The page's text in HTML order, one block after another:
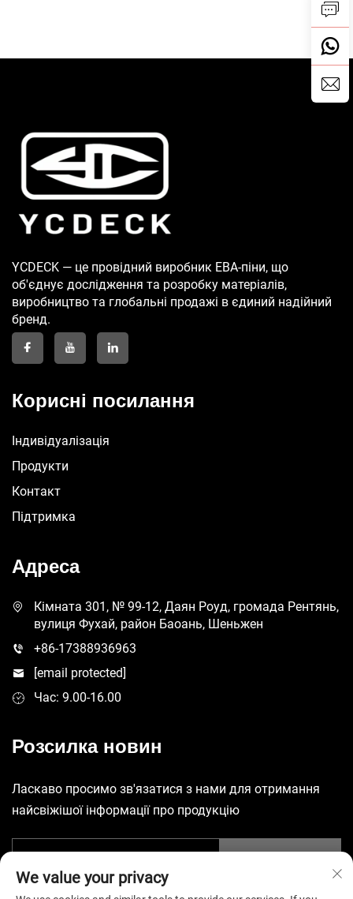
човна, автодому, яхти,
YCDECK — це провідний виробник ЕВА-піни, що
об'єднує дослідження та розробку матеріалів,
виробництво та глобальні продажі в єдиний надійний
бренд.
Корисні посилання
Індивідуалізація
Продукти
Контакт
Підтримка
Адреса
Кімната 301, № 99-12, Даян Роуд, громада Рентянь,
вулиця Фухай, район Баоань, Шеньжен
+86-17388936963
[email protected]
Час: 9.00-16.00
Розсилка новин
Ласкаво просимо зв'язатися з нами для отримання
найсвіжішої інформації про продукцію
We value your privacy